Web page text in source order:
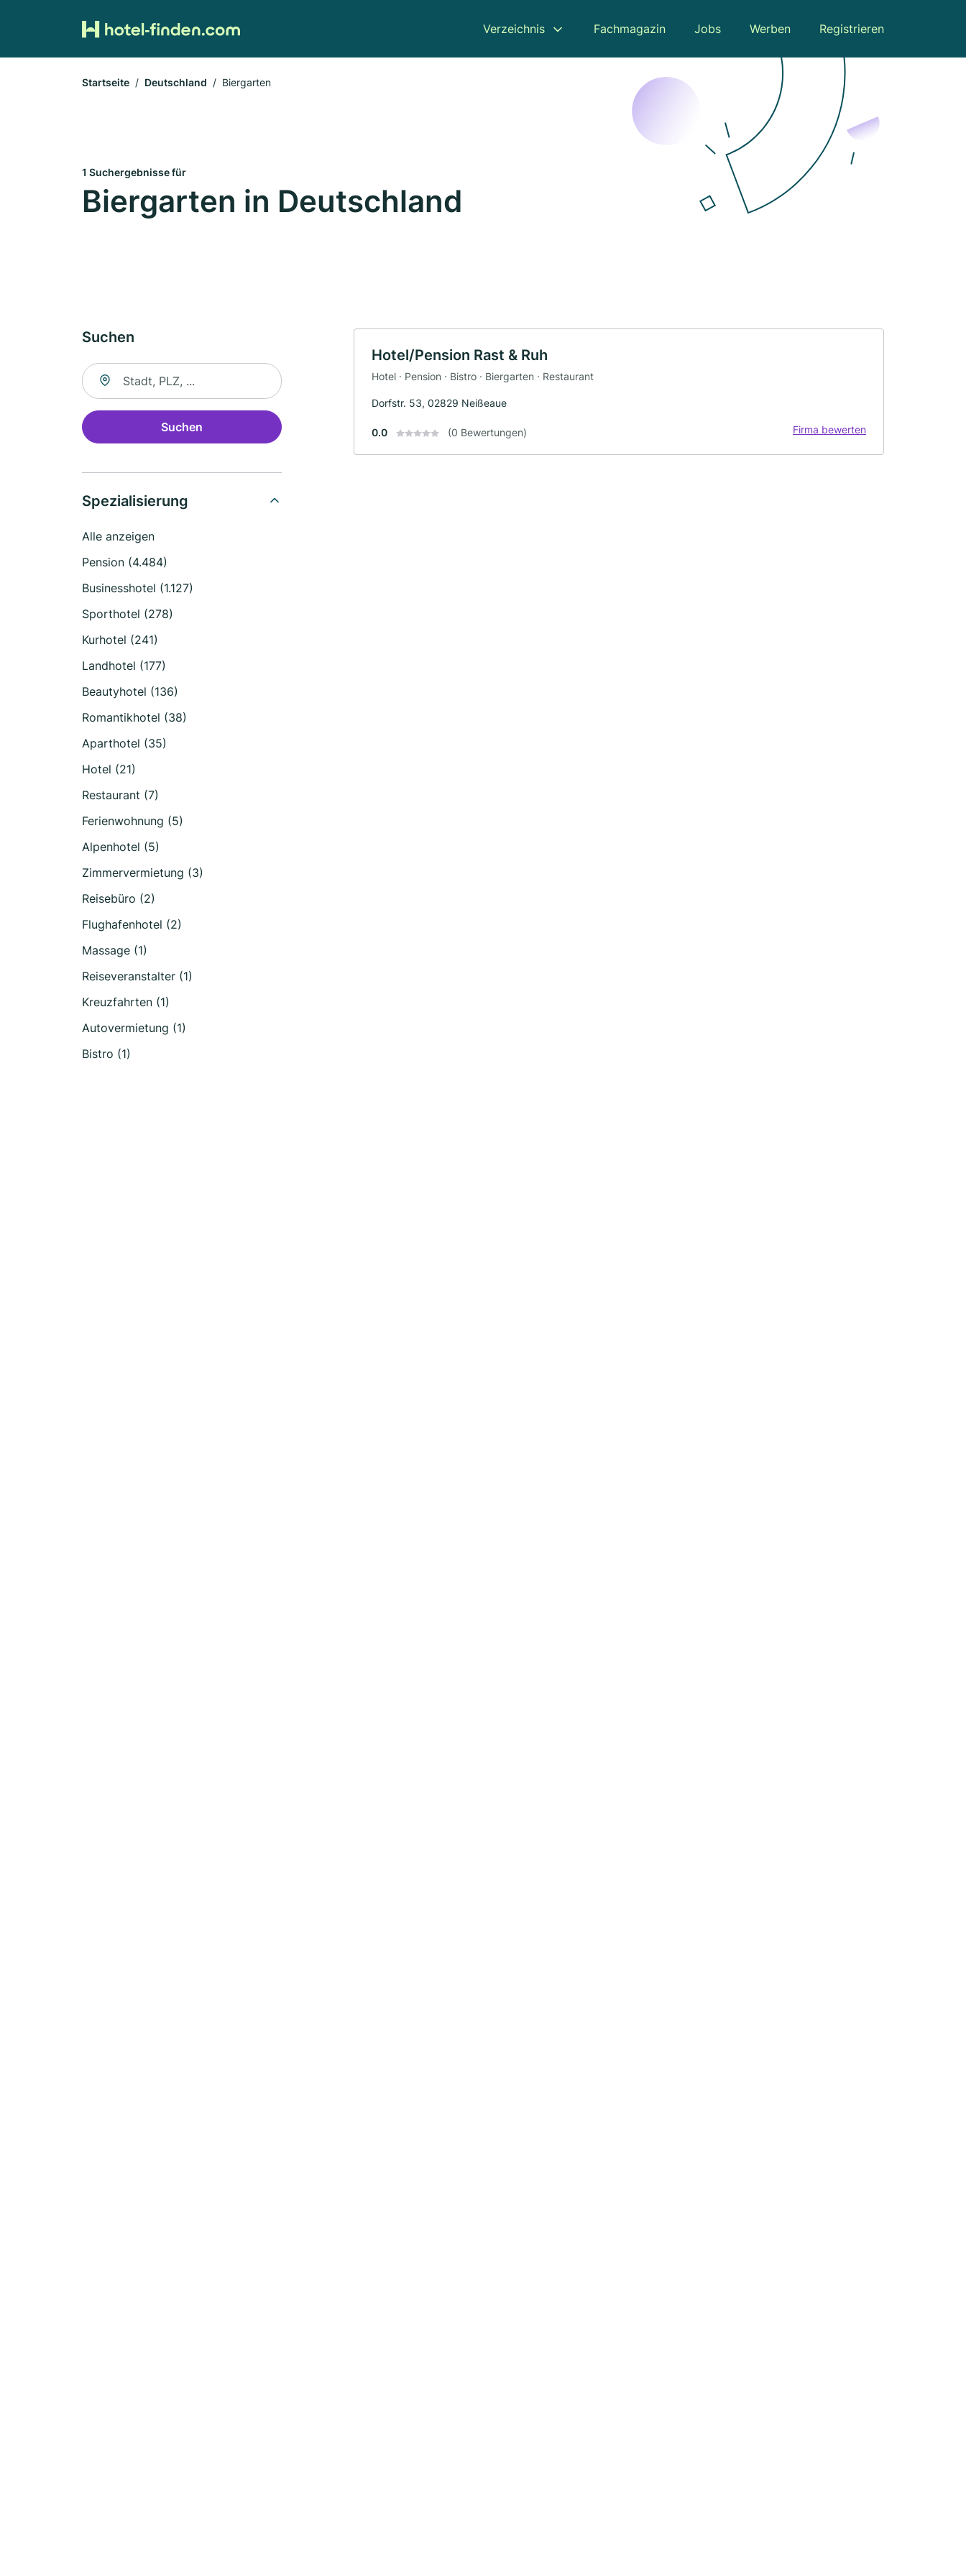
Verzeichnis Fachmagazin Jobs Werben Registrieren
Startseite Deutschland Biergarten
1 Suchergebnisse für
Biergarten in Deutschland
Suchen
Suche nach Ort
Suchen
Spezialisierung
Alle anzeigen
Pension (4.484)
Businesshotel (1.127)
Sporthotel (278)
Kurhotel (241)
Landhotel (177)
Beautyhotel (136)
Romantikhotel (38)
Aparthotel (35)
Hotel (21)
Restaurant (7)
Ferienwohnung (5)
Alpenhotel (5)
Zimmervermietung (3)
Reisebüro (2)
Flughafenhotel (2)
Massage (1)
Reiseveranstalter (1)
Kreuzfahrten (1)
Autovermietung (1)
Bistro (1)
Hotel/Pension Rast & Ruh
Hotel · Pension · Bistro · Biergarten · Restaurant
Dorfstr. 53, 02829 Neißeaue
0.0 (0 Bewertungen) Firma bewerten